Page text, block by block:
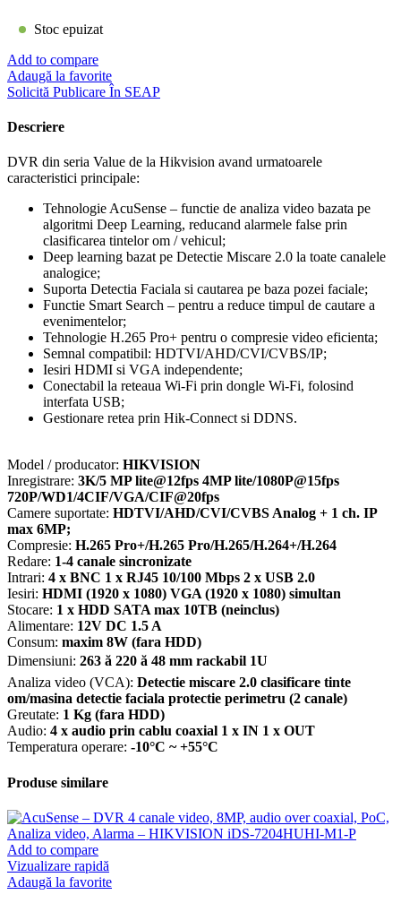
Stoc epuizat
Add to compare
Adaugă la favorite
Solicită Publicare În SEAP
Descriere
DVR din seria Value de la Hikvision avand urmatoarele
caracteristici principale:
Tehnologie AcuSense – functie de analiza video bazata pe
algoritmi Deep Learning, reducand alarmele false prin
clasificarea tintelor om / vehicul;
Deep learning bazat pe Detectie Miscare 2.0 la toate canalele
analogice;
Suporta Detectia Faciala si cautarea pe baza pozei faciale;
Functie Smart Search – pentru a reduce timpul de cautare a
evenimentelor;
Tehnologie H.265 Pro+ pentru o compresie video eficienta;
Semnal compatibil: HDTVI/AHD/CVI/CVBS/IP;
Iesiri HDMI si VGA independente;
Conectabil la reteaua Wi-Fi prin dongle Wi-Fi, folosind
interfata USB;
Gestionare retea prin Hik-Connect si DDNS.
Model / producator: HIKVISION
Inregistrare: 3K/5 MP lite@12fps 4MP lite/1080P@15fps
720P/WD1/4CIF/VGA/CIF@20fps
Camere suportate: HDTVI/AHD/CVI/CVBS Analog + 1 ch. IP
max 6MP;
Compresie: H.265 Pro+/H.265 Pro/H.265/H.264+/H.264
Redare: 1-4 canale sincronizate
Intrari: 4 x BNC 1 x RJ45 10/100 Mbps 2 x USB 2.0
Iesiri: HDMI (1920 x 1080) VGA (1920 x 1080) simultan
Stocare: 1 x HDD SATA max 10TB (neinclus)
Alimentare: 12V DC 1.5 A
Consum: maxim 8W (fara HDD)
Dimensiuni: 263 ă 220 ă 48 mm rackabil 1U
Analiza video (VCA): Detectie miscare 2.0 clasificare tinte
om/masina detectie faciala protectie perimetru (2 canale)
Greutate: 1 Kg (fara HDD)
Audio: 4 x audio prin cablu coaxial 1 x IN 1 x OUT
Temperatura operare: -10°C ~ +55°C
Produse similare
Add to compare
Vizualizare rapidă
Adaugă la favorite